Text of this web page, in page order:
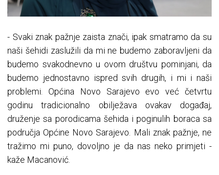
- Svaki znak pažnje zaista znači, ipak smatramo da su
naši šehidi zaslužili da mi ne budemo zaboravljeni da
budemo svakodnevno u ovom društvu pominjani, da
budemo jednostavno ispred svih drugih, i mi i naši
problemi. Općina Novo Sarajevo evo već četvrtu
godinu tradicionalno obilježava ovakav događaj,
druženje sa porodicama šehida i poginulih boraca sa
područja Općine Novo Sarajevo. Mali znak pažnje, ne
tražimo mi puno, dovoljno je da nas neko primjeti -
kaže Macanović.